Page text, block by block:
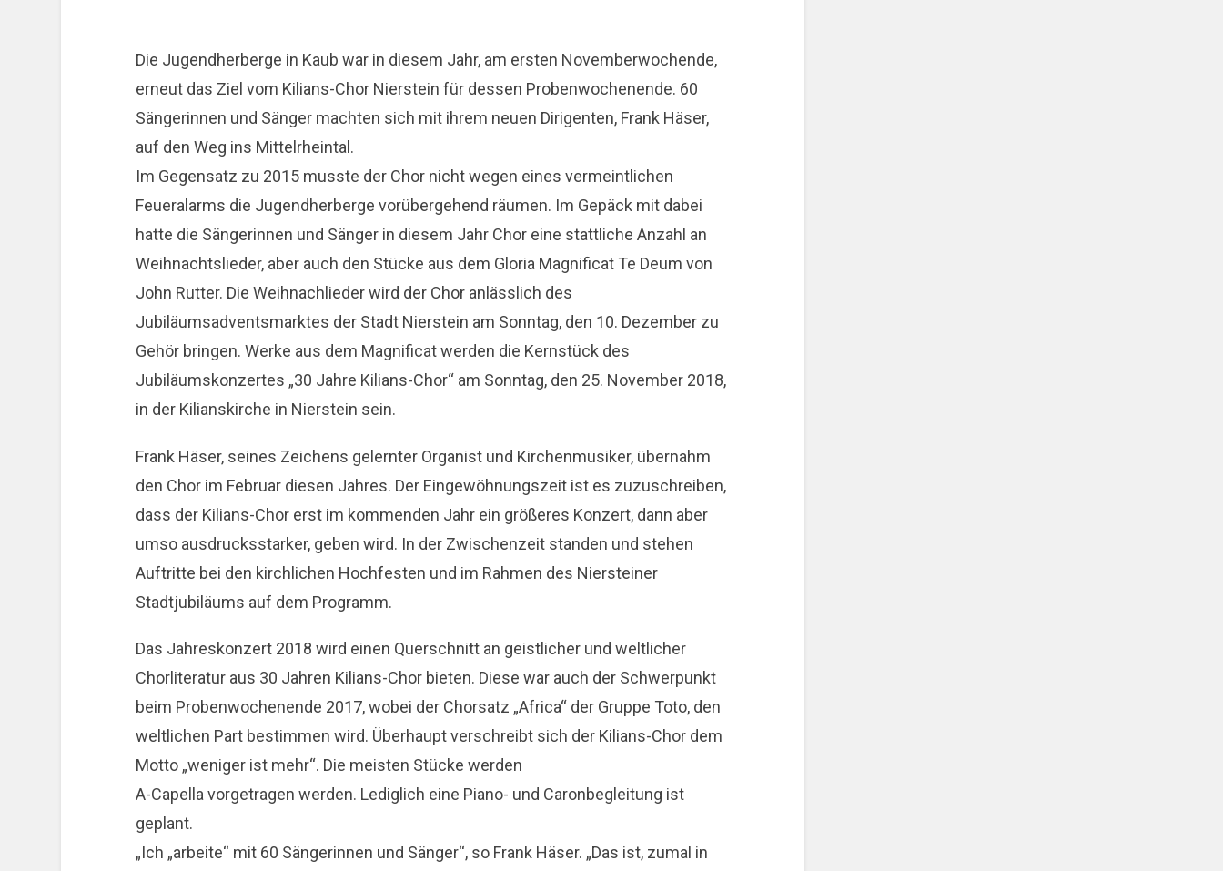
Die Jugendherberge in Kaub war in diesem Jahr, am ersten Novemberwochende,
erneut das Ziel vom Kilians-Chor Nierstein für dessen Probenwochenende. 60
Sängerinnen und Sänger machten sich mit ihrem neuen Dirigenten, Frank Häser,
auf den Weg ins Mittelrheintal.
Im Gegensatz zu 2015 musste der Chor nicht wegen eines vermeintlichen
Feueralarms die Jugendherberge vorübergehend räumen. Im Gepäck mit dabei
hatte die Sängerinnen und Sänger in diesem Jahr Chor eine stattliche Anzahl an
Weihnachtslieder, aber auch den Stücke aus dem Gloria Magnificat Te Deum von
John Rutter. Die Weihnachlieder wird der Chor anlässlich des
Jubiläumsadventsmarktes der Stadt Nierstein am Sonntag, den 10. Dezember zu
Gehör bringen. Werke aus dem Magnificat werden die Kernstück des
Jubiläumskonzertes „30 Jahre Kilians-Chor“ am Sonntag, den 25. November 2018,
in der Kilianskirche in Nierstein sein.
Frank Häser, seines Zeichens gelernter Organist und Kirchenmusiker, übernahm
den Chor im Februar diesen Jahres. Der Eingewöhnungszeit ist es zuzuschreiben,
dass der Kilians-Chor erst im kommenden Jahr ein größeres Konzert, dann aber
umso ausdrucksstarker, geben wird. In der Zwischenzeit standen und stehen
Auftritte bei den kirchlichen Hochfesten und im Rahmen des Niersteiner
Stadtjubiläums auf dem Programm.
Das Jahreskonzert 2018 wird einen Querschnitt an geistlicher und weltlicher
Chorliteratur aus 30 Jahren Kilians-Chor bieten. Diese war auch der Schwerpunkt
beim Probenwochenende 2017, wobei der Chorsatz „Africa“ der Gruppe Toto, den
weltlichen Part bestimmen wird. Überhaupt verschreibt sich der Kilians-Chor dem
Motto „weniger ist mehr“. Die meisten Stücke werden
A-Capella vorgetragen werden. Lediglich eine Piano- und Caronbegleitung ist
geplant.
„Ich „arbeite“ mit 60 Sängerinnen und Sänger“, so Frank Häser. „Das ist, zumal in